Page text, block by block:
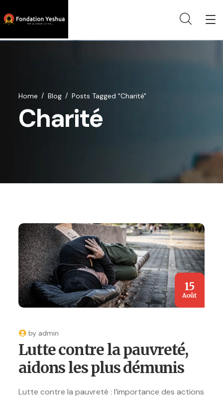
Charité
Home Blog Posts Tagged "Charité"
15
Août
by admin
Lutte contre la pauvreté,
aidons les plus démunis
Lutte contre la pauvreté : l’importance des actions